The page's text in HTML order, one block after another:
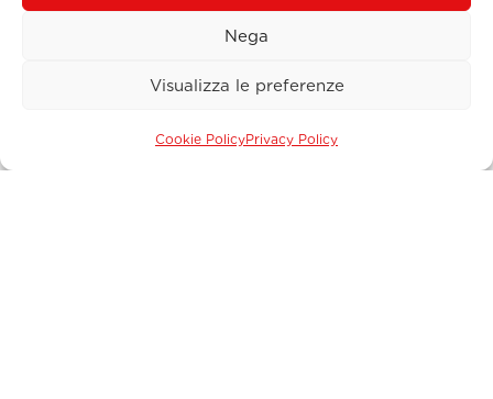
Nega
Visualizza le preferenze
Cookie PolicyPrivacy Policy
Cosa facciamo